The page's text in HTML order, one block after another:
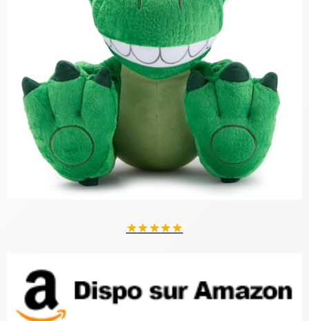
★★★★★